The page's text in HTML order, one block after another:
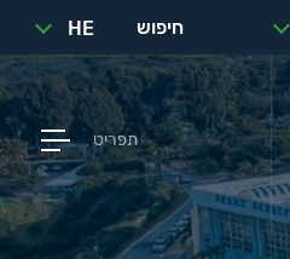
חיפוש HE
תפריט